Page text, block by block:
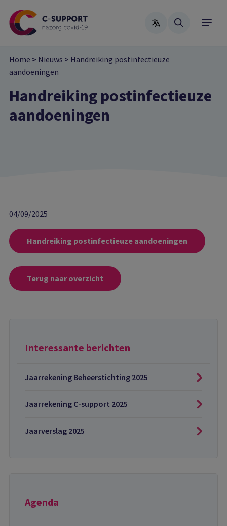
main
Home > Nieuws > Handreiking postinfectieuze
aandoeningen
Handreiking postinfectieuze
aandoeningen
04/09/2025
Handreiking postinfectieuze aandoeningen
Terug naar overzicht
Interessante berichten
Jaarrekening Beheerstichting 2025
Jaarrekening C-support 2025
Jaarverslag 2025
Agenda